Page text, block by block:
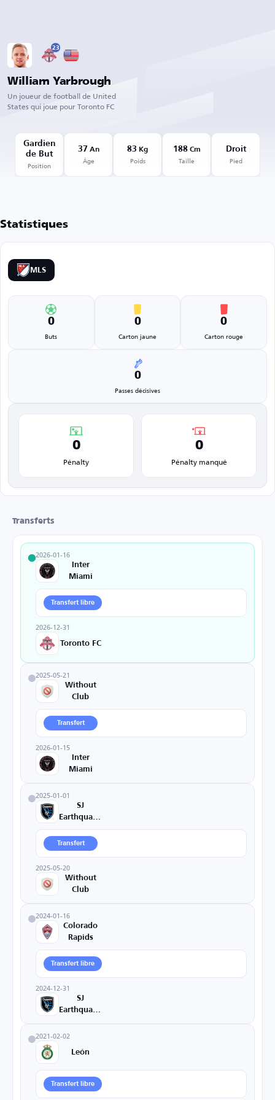
23
William Yarbrough
Un joueur de football de United
States qui joue pour Toronto FC
Gardien
de But
Position
37 An
Âge
83 Kg
Poids
188Cm
Taille
Droit
Pied
Statistiques
MLS
0
Buts
0
Carton jaune
0
Carton rouge
0
Passes décisives
0
Pénalty
0
Pénalty manqué
Transferts
2026-01-16
Inter
Miami
Transfert libre
2026-12-31
Toronto FC
2025-05-21
Without
Club
Transfert
2026-01-15
Inter
Miami
2025-01-01
SJ
Earthquakes
Transfert
2025-05-20
Without
Club
2024-01-16
Colorado
Rapids
Transfert libre
2024-12-31
SJ
Earthquakes
2021-02-02
León
Transfert libre